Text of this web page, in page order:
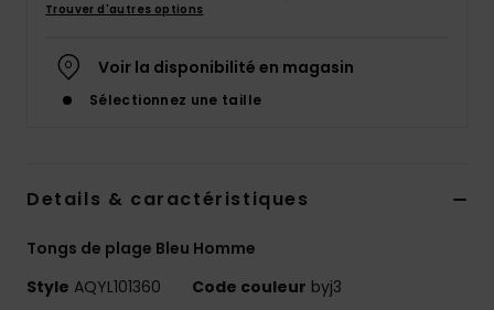
Trouver d'autres options
Voir la disponibilité en magasin
Sélectionnez une taille
Details & caractéristiques
Tongs de plage Bleu Homme
Style AQYL101360 Code couleur byj3